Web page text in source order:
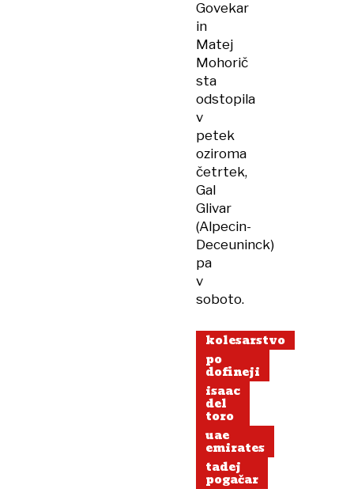
Govekar
in
Matej
Mohorič
sta
odstopila
v
petek
oziroma
četrtek,
Gal
Glivar
(Alpecin-
Deceuninck)
pa
v
soboto.
kolesarstvo
po
dofineji
isaac
del
toro
uae
emirates
tadej
pogačar